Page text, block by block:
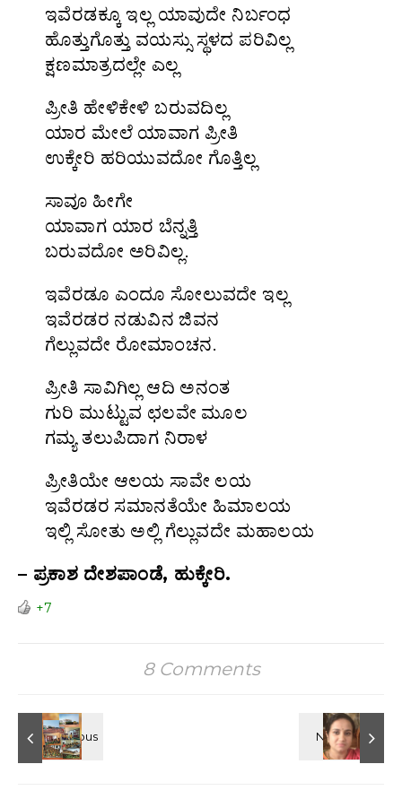
ಇವೆರಡಕ್ಕೂ ಇಲ್ಲ ಯಾವುದೇ ನಿರ್ಬಂಧ
ಹೊತ್ತುಗೊತ್ತು ವಯಸ್ಸು ಸ್ಥಳದ ಪರಿವಿಲ್ಲ
ಕ್ಷಣಮಾತ್ರದಲ್ಲೇ ಎಲ್ಲ
ಪ್ರೀತಿ ಹೇಳಿಕೇಳಿ ಬರುವದಿಲ್ಲ
ಯಾರ ಮೇಲೆ ಯಾವಾಗ ಪ್ರೀತಿ
ಉಕ್ಕೇರಿ ಹರಿಯುವದೋ ಗೊತ್ತಿಲ್ಲ
ಸಾವೂ ಹೀಗೇ
ಯಾವಾಗ ಯಾರ ಬೆನ್ನತ್ತಿ
ಬರುವದೋ ಅರಿವಿಲ್ಲ.
ಇವೆರಡೂ ಎಂದೂ ಸೋಲುವದೇ ಇಲ್ಲ
ಇವೆರಡರ ನಡುವಿನ ಜಿವನ
ಗೆಲ್ಲುವದೇ ರೋಮಾಂಚನ.
ಪ್ರೀತಿ ಸಾವಿಗಿಲ್ಲ ಆದಿ ಅನಂತ
ಗುರಿ ಮುಟ್ಟುವ ಛಲವೇ ಮೂಲ
ಗಮ್ಯ ತಲುಪಿದಾಗ ನಿರಾಳ
ಪ್ರೀತಿಯೇ ಆಲಯ ಸಾವೇ ಲಯ
ಇವೆರಡರ ಸಮಾನತೆಯೇ ಹಿಮಾಲಯ
ಇಲ್ಲಿ ಸೋತು ಅಲ್ಲಿ ಗೆಲ್ಲುವದೇ ಮಹಾಲಯ
– ಪ್ರಕಾಶ ದೇಶಪಾಂಡೆ, ಹುಕ್ಕೇರಿ.
+7
8 Comments